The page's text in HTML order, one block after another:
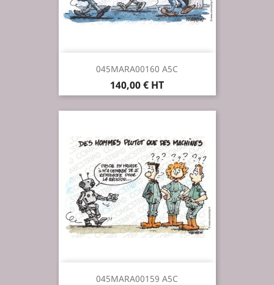
045MARA00160 A5C
Prix
140,00 € HT
045MARA00159 A5C